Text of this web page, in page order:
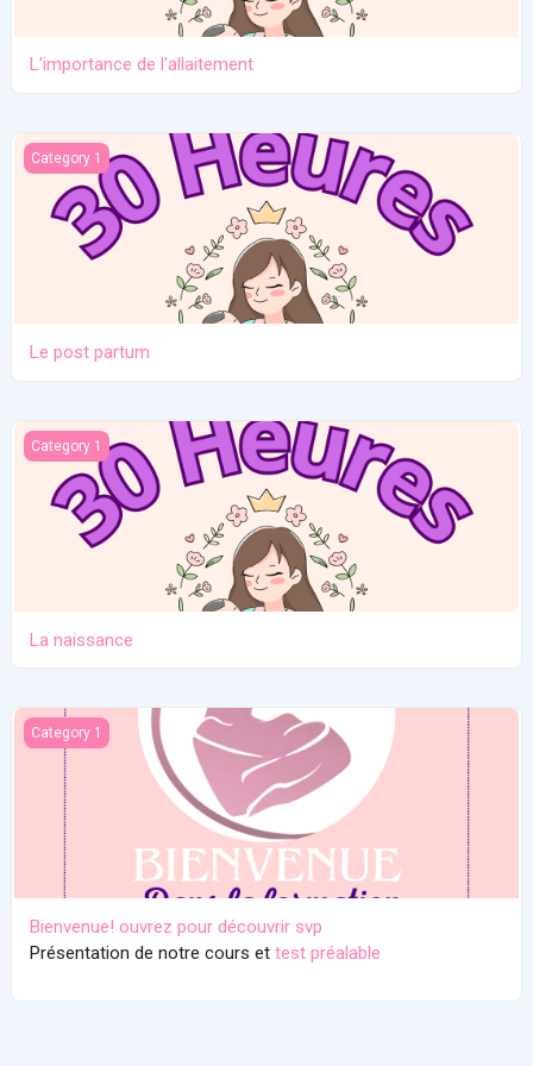
L'importance de l'allaitement
Le post partum
Category 1
Le post partum
La naissance
Category 1
La naissance
Bienvenue! ouvrez pour découvrir svp
Category 1
Bienvenue! ouvrez pour découvrir svp
Présentation de notre cours et test préalable